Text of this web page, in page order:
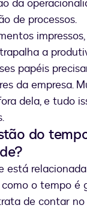
da
de processos.
a
papéis
da empresa.
dela, e tudo
do
está
o tempo é
de contar